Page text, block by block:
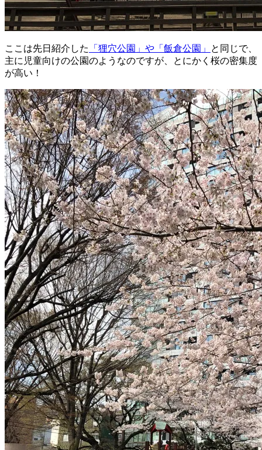
ここは先日紹介した 「狸穴公園」や「飯倉公園」
と同じで、
主に児童向けの公園のようなのですが、とにかく桜の密集度
が高い！